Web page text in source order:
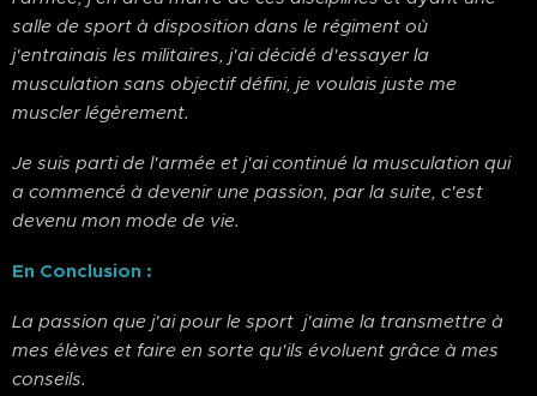
salle de sport à disposition dans le régiment où
j'entrainais les militaires, j'ai décidé d'essayer la
musculation sans objectif défini, je voulais juste me
muscler légèrement.
Je suis parti de l'armée et j'ai continué la musculation qui
a commencé à devenir une passion, par la suite, c'est
devenu mon mode de vie.
En Conclusion :
La passion que j'ai pour le sport j'aime la transmettre à
mes élèves et faire en sorte qu'ils évoluent grâce à mes
conseils.